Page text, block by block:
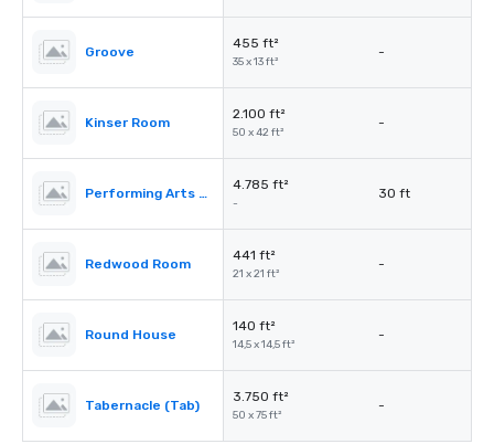
Groove
455 ft²
35 x 13 ft²
-
Kinser Room
2.100 ft²
50 x 42 ft²
-
Performing Arts Center (PAC)
4.785 ft²
-
30 ft
Redwood Room
441 ft²
21 x 21 ft²
-
Round House
140 ft²
14,5 x 14,5 ft²
-
Tabernacle (Tab)
3.750 ft²
50 x 75 ft²
-